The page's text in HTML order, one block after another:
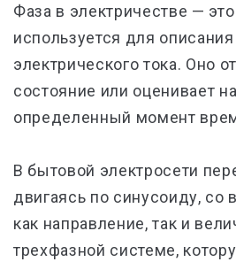
Фаза в электричестве —
используется для
электрического тока. Оно
состояние или оценивает
определенный момент
В бытовой электросети
двигаясь по синусоиду, со
как направление, так и
трехфазной системе,